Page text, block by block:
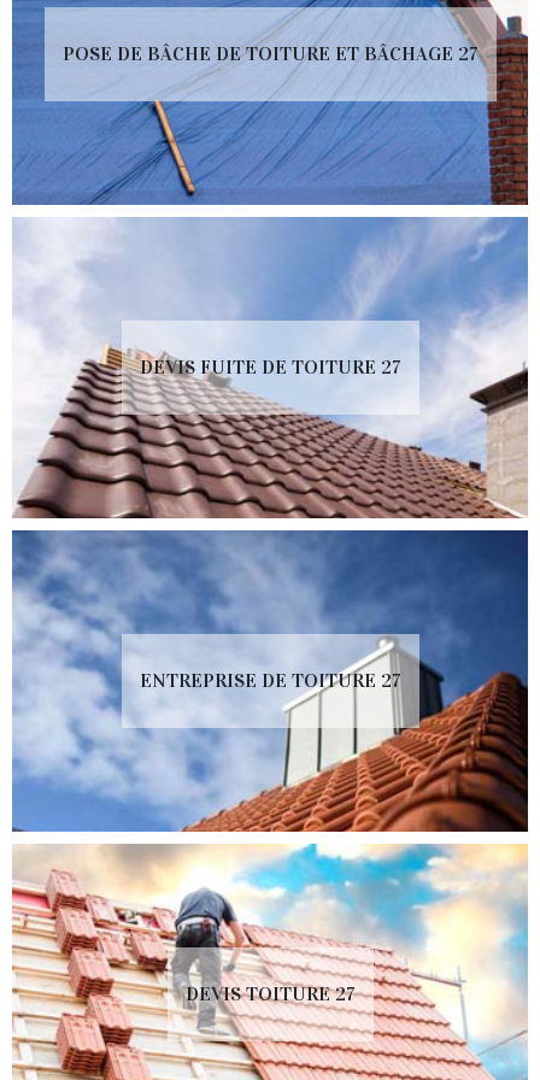
POSE DE BÂCHE DE TOITURE ET BÂCHAGE 27
DEVIS FUITE DE TOITURE 27
ENTREPRISE DE TOITURE 27
DEVIS TOITURE 27